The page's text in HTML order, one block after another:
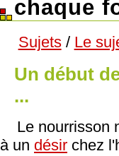
chaque
Sujets/ Le
Un début
...
Le nourrisson
à un désir chez